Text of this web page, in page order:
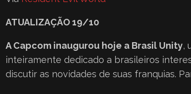
ATUALIZAÇÃO 19/10
A Capcom inaugurou hoje a Brasil Unity,
inteiramente dedicado a brasileiros
discutir as novidades de suas franquias.